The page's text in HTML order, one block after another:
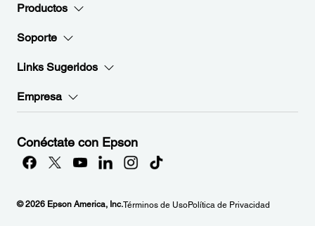
Productos
Soporte
Links Sugeridos
Empresa
Conéctate con Epson
© 2026 Epson America, Inc.Términos de UsoPolítica de Privacidad